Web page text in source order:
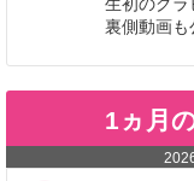
裏側動画も
1ヵ月